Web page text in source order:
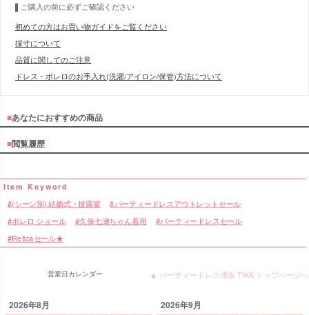
ご購入の前に必ずご確認ください
初めての方はお買い物ガイドをご覧ください
採寸について
品質に関してのご注意
ドレス・ボレロのお手入れ(洗濯/アイロン/保管)方法について
■あなたにおすすめの商品
■閲覧履歴
(シーン別) 結婚式・披露宴 パーティードレスアウトレットセール
ボレロ ショール 久保七瀬ちゃん着用 パーティードレスセール
Reticaセール★
▲ パーティードレス通販 TIKA トップページへ
営業日カレンダー
2026年8月 2026年9月